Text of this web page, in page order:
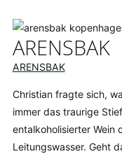
ARENSBAK
ARENSBAK
Christian fragte sich,
immer das traurige
entalkoholisierter Wein
Leitungswasser. Geht